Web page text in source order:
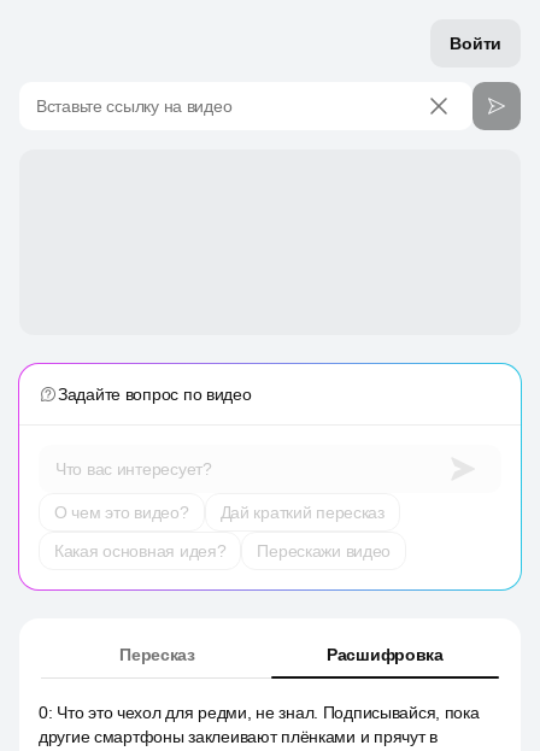
Войти
Вставьте ссылку на видео
Задайте вопрос по видео
Что вас интересует?
О чем это видео?
Дай краткий пересказ
Какая основная идея?
Перескажи видео
Пересказ Расшифровка
0: Что это чехол для редми, не знал. Подписывайся, пока
другие смартфоны заклеивают плёнками и прячут в